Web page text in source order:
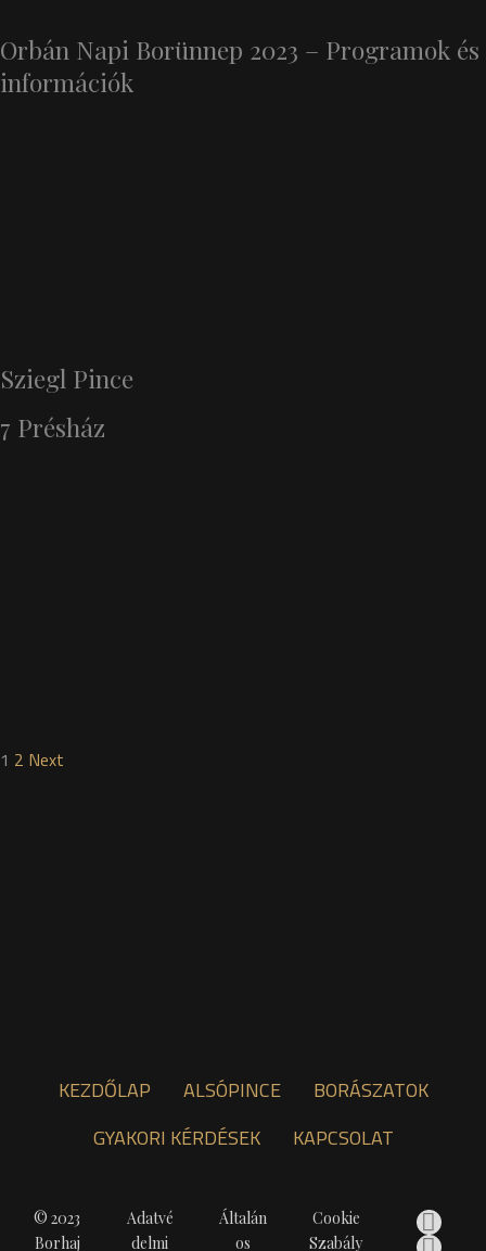
Orbán Napi Borünnep 2023 – Programok és
információk
Sziegl Pince
7 Présház
1 2 Next
KEZDŐLAP ALSÓPINCE
BORÁSZATOK
GYAKORI KÉRDÉSEK
KAPCSOLAT
© 2023
Borhaj
Adatvé
delmi
Általán
os
Cookie
Szabály